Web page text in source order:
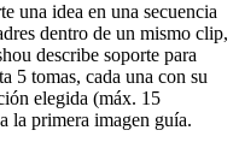
una idea en una secuencia
dentro de un mismo clip,
describe soporte para
5 tomas, cada una con su
elegida (máx. 15
la primera imagen guía.